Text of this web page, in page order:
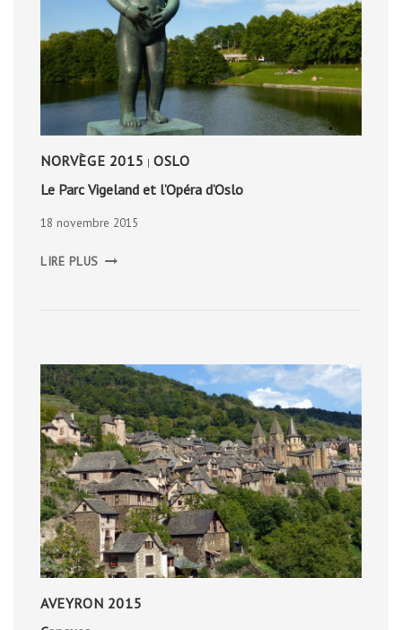
NORVÈGE 2015 | OSLO
Le Parc Vigeland et l’Opéra d’Oslo
18 novembre 2015
LIRE PLUS PARC
AVEYRON 2015